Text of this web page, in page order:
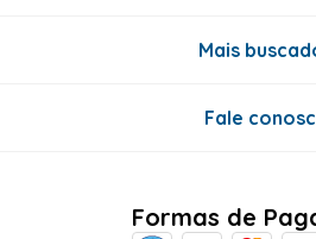
Mais
Fale
Formas de